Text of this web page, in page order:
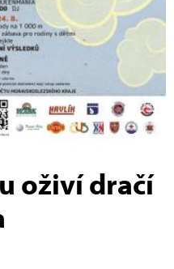
oživí dračí